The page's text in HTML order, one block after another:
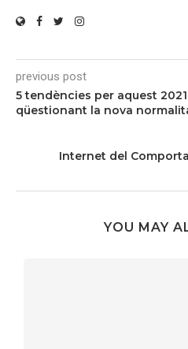
previous post
5 tendències per aquest
qüestionant la nova
Internet del
YOU MAY